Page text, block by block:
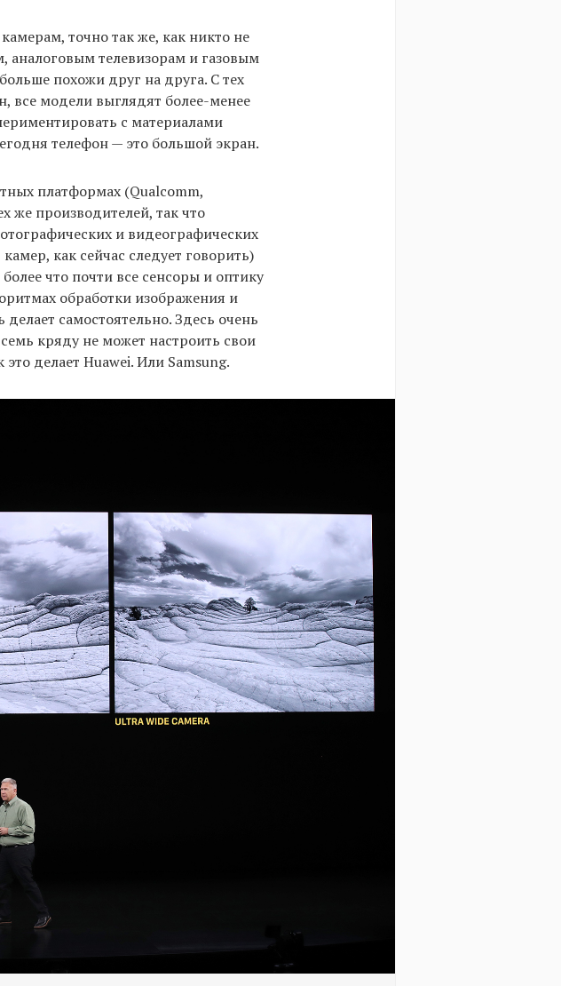
точно так же, как никто не
аналоговым телевизорам и газовым
похожи друг на друга. С тех
все модели выглядят более-менее
с материалами
телефон — это большой экран.
платформах (Qualcomm,
же производителей, так что
и видеографических
как сейчас следует говорить)
что почти все сенсоры и оптику
обработки изображения и
самостоятельно. Здесь очень
кряду не может настроить свои
делает Huawei. Или Samsung.